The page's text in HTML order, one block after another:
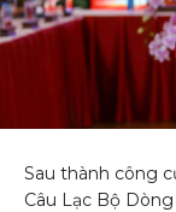
Sau thành công
Câu Lạc Bộ